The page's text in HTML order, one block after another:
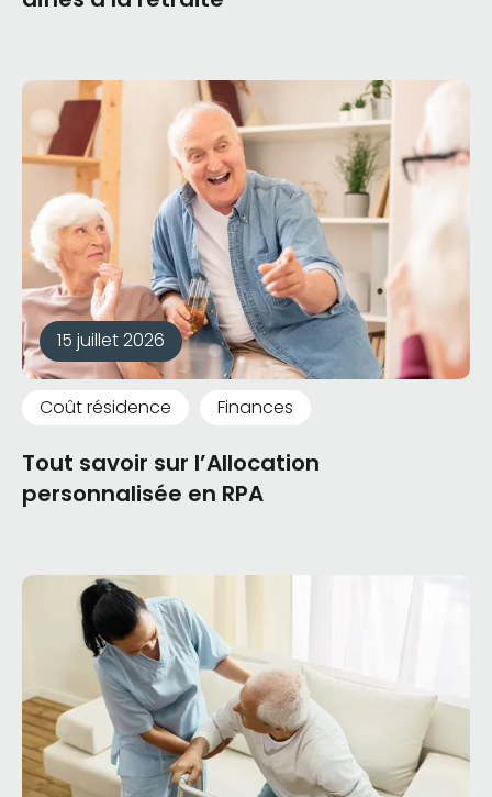
15 juillet 2026
Coût résidence Finances
Tout savoir sur l’Allocation
personnalisée en RPA